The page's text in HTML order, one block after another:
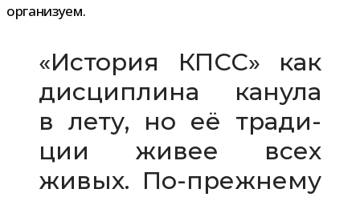
организуем.
«История КПСС» как
дис­ци­плина канула
в лету, но её тра­ди­
ции живее всех
живых. По-​прежнему